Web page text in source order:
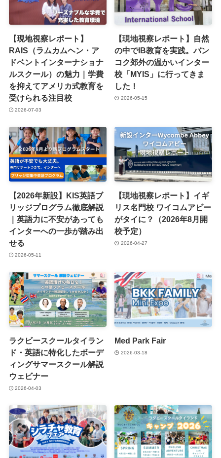
【現地視察レポート】
RAIS（ラムカムヘン・ア
ドベントインターナショナ
ルスクール）の魅力｜学費
を抑えてアメリカ式教育を
受けられる注目校
2026-07-03
【現地視察レポート】自然
の中でIB教育を実践。バン
コク郊外の温かいインター
校「MYIS」に行ってきま
した！
2026-05-15
【2026年新設】KIS英語ブ
リッジプログラム徹底解説
｜英語力に不安があっても
インターへの一歩が踏み出
せる
2026-05-11
【現地視察レポート】イギ
リス名門校 ワイコムアビー
がタイに？（2026年8月開
校予定）
2026-04-27
ラクビースクールタイラン
ド・英語に特化したボーデ
ィングサマースクール解説
ウェビナー
2026-04-03
Med Park Fair
2026-03-18